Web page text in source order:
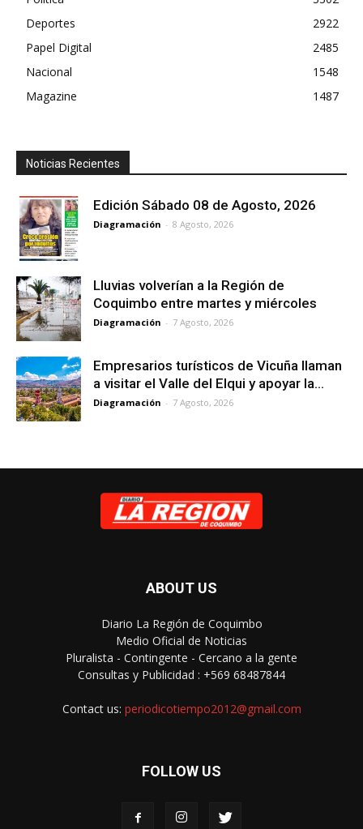
Deportes
2922
Papel Digital
2485
Nacional
1548
Magazine
1487
Noticias Recientes
Edición Sábado 08 de Agosto, 2026
Diagramación - 8 Agosto, 2026
Lluvias volverían a la Región de
Coquimbo entre martes y miércoles
Diagramación - 7 Agosto, 2026
Empresarios turísticos de Vicuña llaman
a visitar el Valle del Elqui y apoyar la...
Diagramación - 7 Agosto, 2026
ABOUT US
Diario La Región de Coquimbo
Medio Oficial de Noticias
Pluralista - Contingente - Cercano a la gente
Consultas y Publicidad : +569 68487844
Contact us: periodicotiempo2012@gmail.com
FOLLOW US